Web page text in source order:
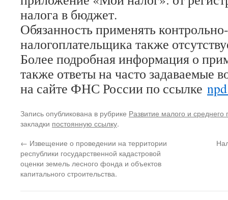
налога в бюджет.
Обязанность применять
налогоплательщика также
Более подробная информация о
также ответы на часто задаваемые
на сайте ФНС России по ссылке
Запись опубликована в рубрике Развитие малого и
закладки постоянную ссылку.
← Извещение о проведении на территории
республики государственной кадастровой
оценки земель лесного фонда и объектов
капитального строительства.